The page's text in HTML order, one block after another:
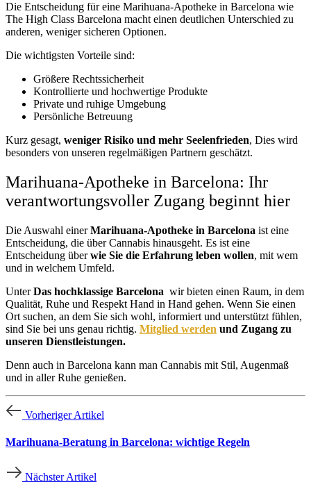
Die Entscheidung für eine Marihuana-Apotheke in Barcelona wie
The High Class Barcelona macht einen deutlichen Unterschied zu
anderen, weniger sicheren Optionen.
Die wichtigsten Vorteile sind:
Größere Rechtssicherheit
Kontrollierte und hochwertige Produkte
Private und ruhige Umgebung
Persönliche Betreuung
Kurz gesagt, weniger Risiko und mehr Seelenfrieden, Dies wird
besonders von unseren regelmäßigen Partnern geschätzt.
Marihuana-Apotheke in Barcelona: Ihr
verantwortungsvoller Zugang beginnt hier
Die Auswahl einerMarihuana-Apotheke in Barcelona ist eine
Entscheidung, die über Cannabis hinausgeht. Es ist eine
Entscheidung überwie Sie die Erfahrung leben wollen, mit wem
und in welchem Umfeld.
UnterDas hochklassige Barcelona wir bieten einen Raum, in dem
Qualität, Ruhe und Respekt Hand in Hand gehen. Wenn Sie einen
Ort suchen, an dem Sie sich wohl, informiert und unterstützt fühlen,
sind Sie bei uns genau richtig. Mitglied werden und Zugang zu
unseren Dienstleistungen.
Denn auch in Barcelona kann man Cannabis mit Stil, Augenmaß
und in aller Ruhe genießen.
Vorheriger Artikel
Marihuana-Beratung in Barcelona: wichtige Regeln
Nächster Artikel